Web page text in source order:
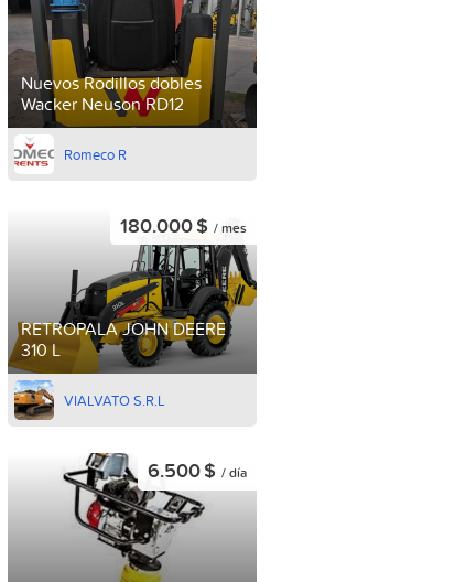
Nuevos Rodillos dobles
Wacker Neuson RD12
Romeco R
RETROPALA JOHN DEERE
310 L
180.000 $ / mes
VIALVATO S.R.L
6.500 $ / día